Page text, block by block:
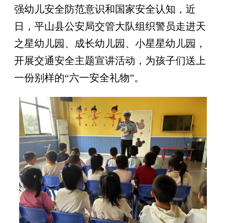
强幼儿安全防范意识和国家安全认知，近
日，平山县公安局交管大队组织警员走进天
之星幼儿园、成长幼儿园、小星星幼儿园，
开展交通安全主题宣讲活动，为孩子们送上
一份别样的“六一安全礼物”。